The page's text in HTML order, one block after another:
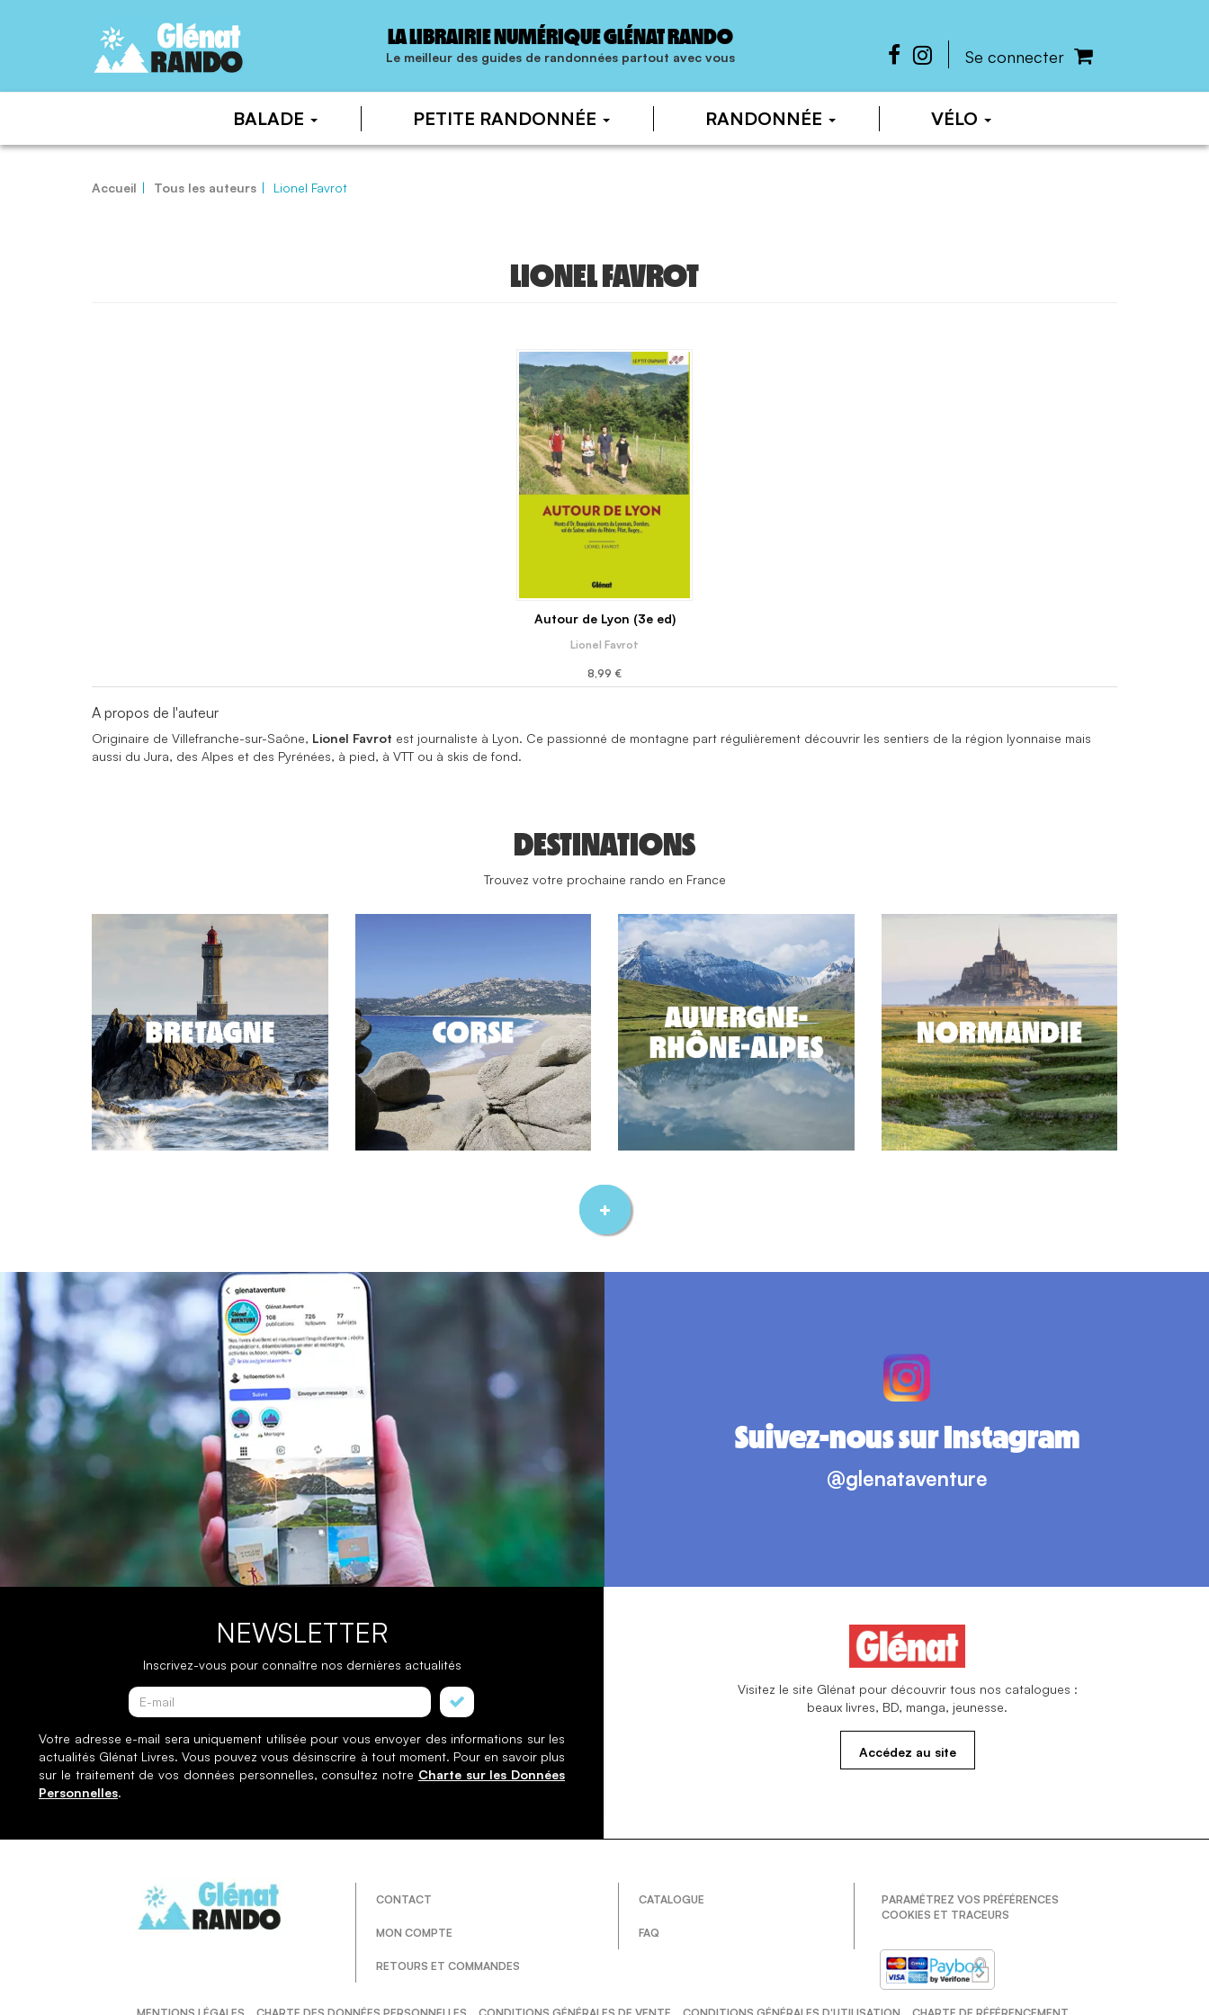
LA LIBRAIRIE NUMÉRIQUE GLÉNAT RANDO
Le meilleur des guides de randonnées partout avec vous Se connecter
BALADE PETITE RANDONNÉE RANDONNÉE VÉLO
Accueil Tous les auteurs Lionel Favrot
LIONEL FAVROT
Autour de Lyon (3e ed)
Lionel Favrot
8,99 €
A propos de l'auteur
Originaire de Villefranche-sur-Saône, Lionel Favrot est journaliste à Lyon. Ce passionné de montagne part régulièrement découvrir les sentiers de la région lyonnaise mais
aussi du Jura, des Alpes et des Pyrénées, à pied, à VTT ou à skis de fond.
DESTINATIONS
Trouvez votre prochaine rando en France
Suivez-nous sur Instagram
@glenataventure
NEWSLETTER
Inscrivez-vous pour connaître nos dernières actualités
Votre adresse e-mail sera uniquement utilisée pour vous envoyer des informations sur les
actualités Glénat Livres. Vous pouvez vous désinscrire à tout moment. Pour en savoir plus
sur le traitement de vos données personnelles, consultez notre Charte sur les Données
Personnelles.
Visitez le site Glénat pour découvrir tous nos catalogues :
beaux livres, BD, manga, jeunesse.
Accédez au site
CONTACT
MON COMPTE
RETOURS ET COMMANDES
CATALOGUE
FAQ
PARAMÉTREZ VOS PRÉFÉRENCES
COOKIES ET TRACEURS